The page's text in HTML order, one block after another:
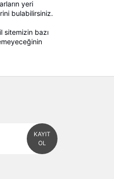
yeri
bulabilirsiniz.
sitemizin bazı
KAYIT
OL